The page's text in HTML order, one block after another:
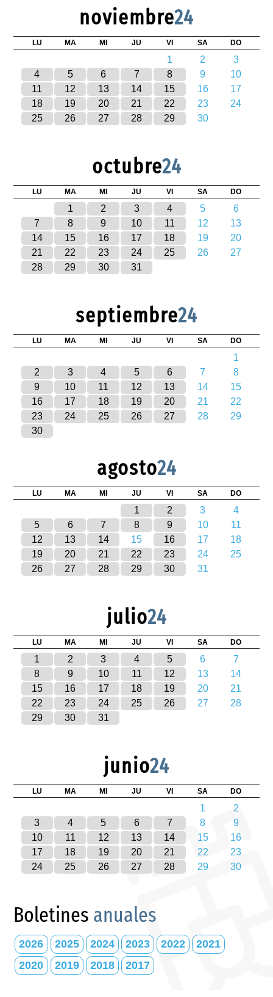
noviembre24
LU MA MI JU VI SA DO
1 2
3
4
5 6 7 8 9
10
11
12 13 14 15 16
17
18
19 20 21 22 23
24
25
26 27 28 29 30
octubre24
LU MA MI JU VI SA DO
1 2 3 4 5
6
7
8 9 10 11 12
13
14
15 16 17 18 19
20
21
22 23 24 25 26
27
28
29 30 31
septiembre24
LU MA MI JU VI SA DO
1
2
3 4 5 6 7
8
9
10 11 12 13 14
15
16
17 18 19 20 21
22
23
24 25 26 27 28
29
30
agosto24
LU MA MI JU VI SA DO
1 2 3
4
5
6 7 8 9 10
11
12
13 14 15 16 17
18
19
20 21 22 23 24
25
26
27 28 29 30 31
julio24
LU MA MI JU VI SA DO
1 2 3 4 5 6
7
8
9 10 11 12 13
14
15
16 17 18 19 20
21
22
23 24 25 26 27
28
29
30 31
junio24
LU MA MI JU VI SA DO
1
2
3
4 5 6 7 8
9
10
11 12 13 14 15
16
17
18 19 20 21 22
23
24
25 26 27 28 29 30
Boletines anuales
2026 2025 2024 2023 2022
2021
2020
2019 2018 2017